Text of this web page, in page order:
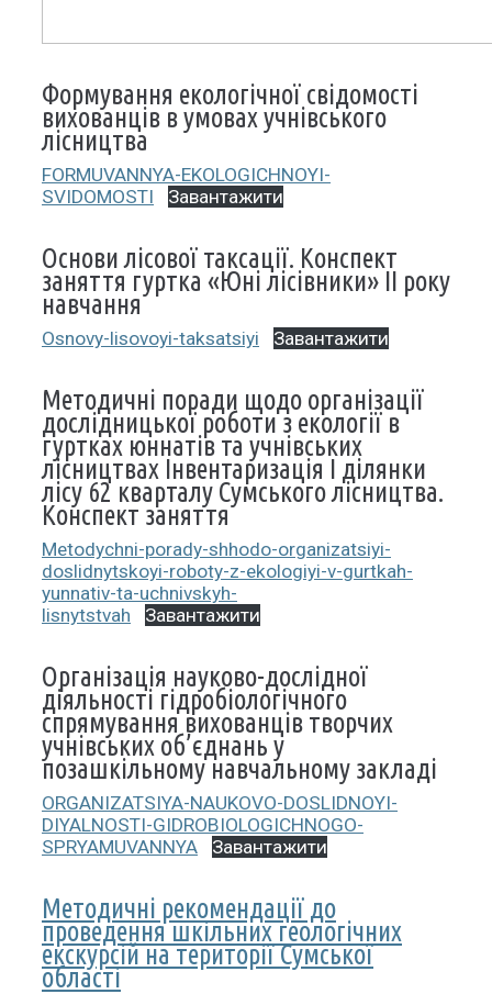
Формування екологічної свідомості
вихованців в умовах учнівського
лісництва
FORMUVANNYA-EKOLOGICHNOYI-
SVIDOMOSTI
Завантажити
Основи лісової таксації. Конспект
заняття гуртка «Юні лісівники» ІІ року
навчання
Osnovy-lisovoyi-taksatsiyi Завантажити
Методичні поради щодо організації
дослідницької роботи з екології в
гуртках юннатів та учнівських
лісництвах Інвентаризація І ділянки
лісу 62 кварталу Сумського лісництва.
Конспект заняття
Metodychni-porady-shhodo-organizatsiyi-
doslidnytskoyi-roboty-z-ekologiyi-v-gurtkah-
yunnativ-ta-uchnivskyh-
lisnytstvah
Завантажити
Організація науково-дослідної
діяльності гідробіологічного
спрямування вихованців творчих
учнівських об’єднань у
позашкільному навчальному закладі
ORGANIZATSIYA-NAUKOVO-DOSLIDNOYI-
DIYALNOSTI-GIDROBIOLOGICHNOGO-
SPRYAMUVANNYA
Завантажити
Методичні рекомендації до
проведення шкільних геологічних
екскурсій на території Сумської
області